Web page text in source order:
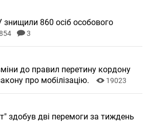
860 осіб особового
3
до правил перетину кордону
про мобілізацію.
19023
здобув дві перемоги за тиждень